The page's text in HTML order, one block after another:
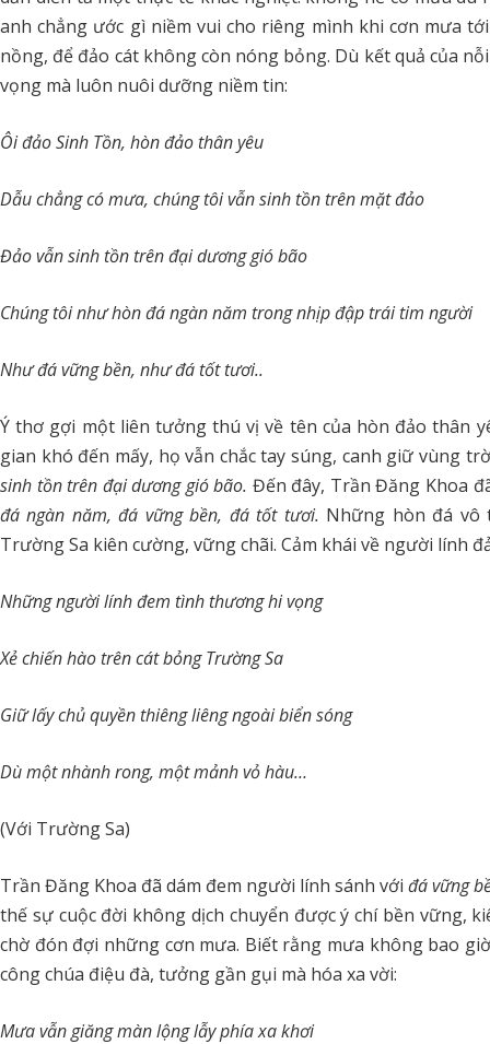
anh chẳng ước gì niềm vui cho riêng mình khi cơn mưa
nồng, để đảo cát không còn nóng bỏng. Dù kết quả của
vọng mà luôn nuôi dưỡng niềm tin:
Ôi đảo Sinh Tồn, hòn đảo thân yêu
Dẫu chẳng có mưa, chúng tôi vẫn sinh tồn trên mặt đảo
Đảo vẫn sinh tồn trên đại dương gió bão
Chúng tôi như hòn đá ngàn năm trong nhịp đập trái tim người
Như đá vững bền, như đá tốt tươi..
Ý thơ gợi một liên tưởng thú vị về tên của hòn đảo thân
gian khó đến mấy, họ vẫn chắc tay súng, canh giữ vùng
sinh tồn trên đại dương gió bão. Đến đây, Trần Đăng Khoa
đá ngàn năm, đá vững bền, đá tốt tươi. Những hòn đá vô
Trường Sa kiên cường, vững chãi. Cảm khái về người lính
Những người lính đem tình thương hi vọng
Xẻ chiến hào trên cát bỏng Trường Sa
Giữ lấy chủ quyền thiêng liêng ngoài biển sóng
Dù một nhành rong, một mảnh vỏ hàu…
(Với Trường Sa)
Trần Đăng Khoa đã dám đem người lính sánh vớiđá vững
thế sự cuộc đời không dịch chuyển được ý chí bền vững,
chờ đón đợi những cơn mưa. Biết rằng mưa không bao
công chúa điệu đà, tưởng gần gụi mà hóa xa vời:
Mưa vẫn giăng màn lộng lẫy phía xa khơi